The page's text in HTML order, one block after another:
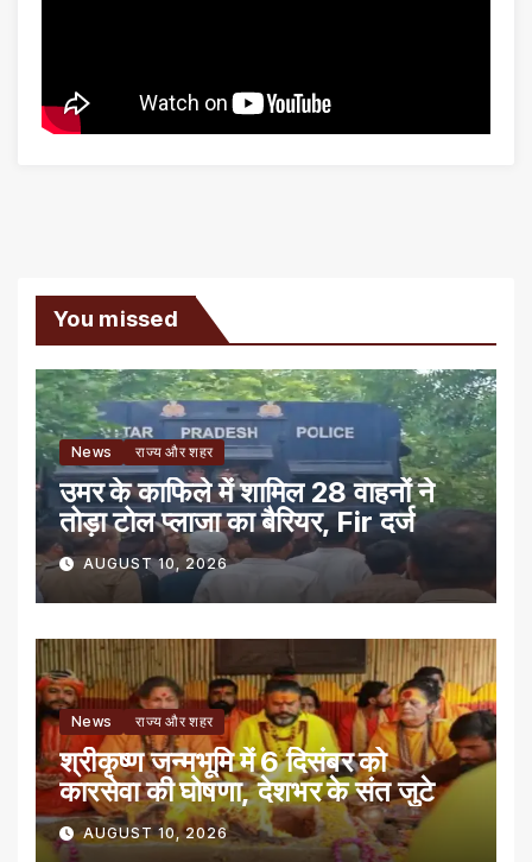
You missed
News राज्य और शहर
उमर के काफिले में शामिल 28 वाहनों ने
तोड़ा टोल प्लाजा का बैरियर, Fir दर्ज
AUGUST 10, 2026
News राज्य और शहर
श्रीकृष्ण जन्मभूमि में 6 दिसंबर को
कारसेवा की घोषणा, देशभर के संत जुटे
AUGUST 10, 2026